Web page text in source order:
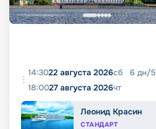
14:3022 августа 2026сб 6 дн/5
18:0027 августа 2026чт
Леонид Красин
СТАНДАРТ